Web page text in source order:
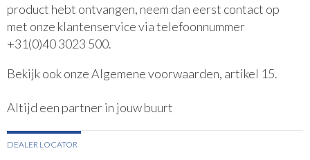
product hebt ontvangen, neem dan eerst contact op
met onze klantenservice via telefoonnummer
+31(0)40 3023 500.
Bekijk ook onze Algemene voorwaarden, artikel 15.
Altijd een partner in jouw buurt
DEALER LOCATOR